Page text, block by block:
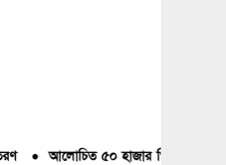
আলোচিত ৫০ হাজার পিস ইয়াবা আটকের